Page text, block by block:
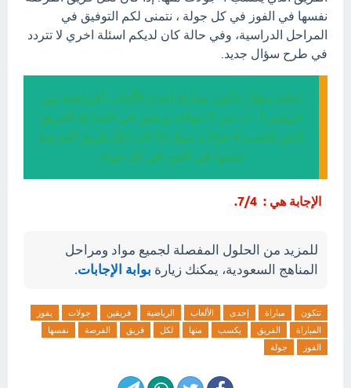
نفسها في الفوز في كل جولة ، نتمنى لكم التوفيق في
المراحل الدراسية، وفي حالة كان لديكم اسئلة اخري لا تتردد
في طرح سؤال جديد.
إجابة سؤال تتكون مباراة إحدى الألعاب الرياضية بين
فريقين أ ، ب من 7 جولات و يفوز في المباراة الفريق
الذي يكسب 4 جولات منها. إذا كان لكل فريق الفرصة
نفسها في الفوز في كل جولة
الإجابة هي : 7/4.
للمزيد من الحلول المفصلة لجميع مواد ومراحل
المناهج السعودية، يمكنك زيارة بوابة الإجابات.
تتكون مباراة إحدى الألعاب الرياضية فريقين جولات
يفوز
المباراة
الفريق يكسب منها لكل فريق الفرصة
نفسها
الفوز
جولة